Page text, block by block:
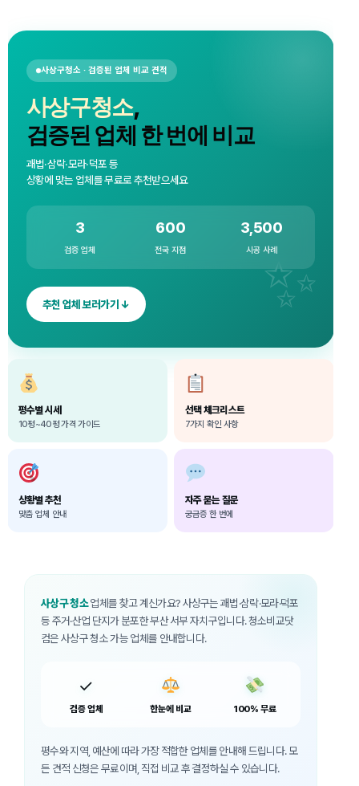
사상구청소 · 검증된 업체 비교 견적
사상구청소,
검증된 업체 한 번에 비교
괘법·삼락·모라·덕포 등
상황에 맞는 업체를 무료로 추천받으세요
3
검증 업체
600
전국 지점
3,500
시공 사례
추천 업체 보러가기 ↓
평수별 시세
10평~40평 가격 가이드
선택 체크리스트
7가지 확인 사항
상황별 추천
맞춤 업체 안내
자주 묻는 질문
궁금증 한 번에
사상구 청소업체를 찾고 계신가요? 사상구는 괘법·삼락·모라·덕포
등 주거·산업 단지가 분포한 부산 서부 자치구입니다. 청소비교닷
컴은 사상구 청소 가능 업체를 안내합니다.
✓
검증 업체 한눈에 비교 100% 무료
평수와 지역, 예산에 따라 가장 적합한 업체를 안내해 드립니다. 모
든 견적 신청은 무료이며, 직접 비교 후 결정하실 수 있습니다.